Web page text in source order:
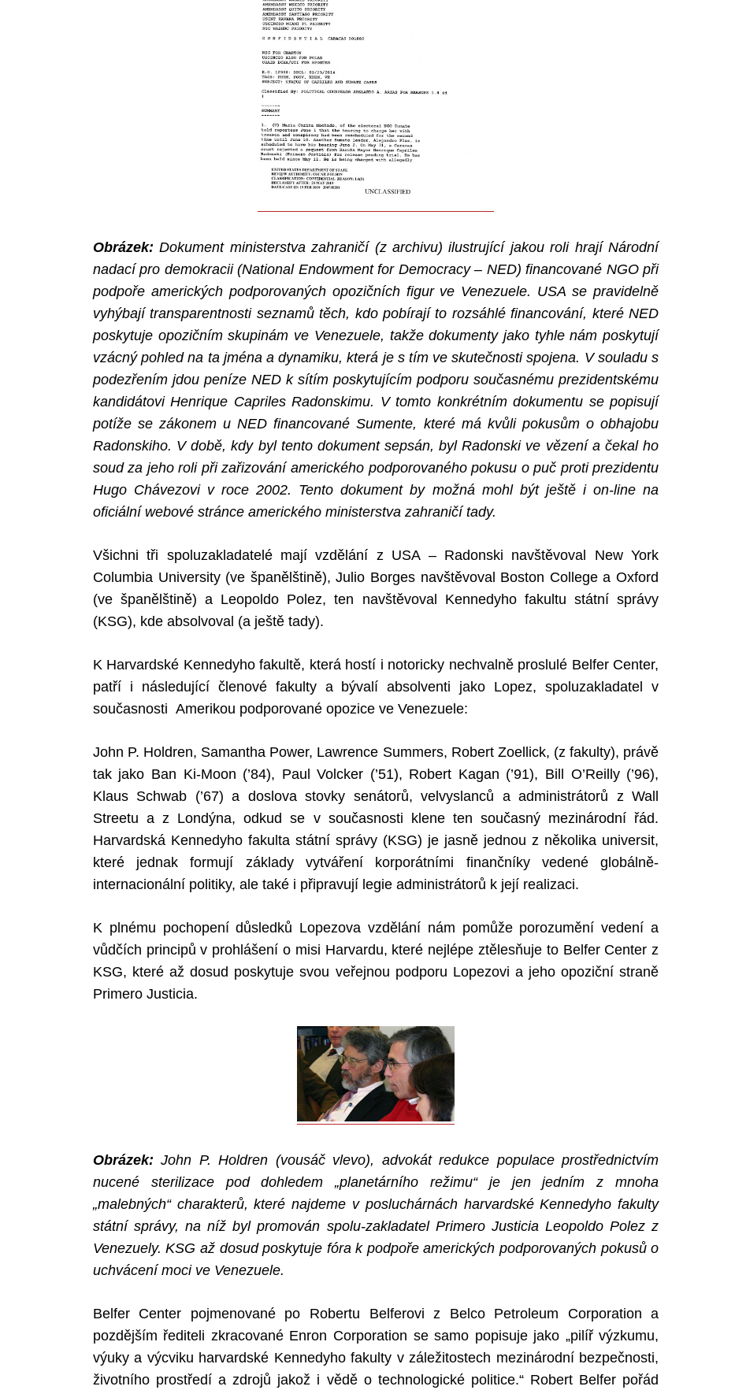
Obrázek: Dokument ministerstva zahraničí (z archivu) ilustrující jakou roli hrají Národní
nadací pro demokracii (National Endowment for Democracy – NED) financované NGO při
podpoře amerických podporovaných opozičních figur ve Venezuele. USA se pravidelně
vyhýbají transparentnosti seznamů těch, kdo pobírají to rozsáhlé financování, které NED
poskytuje opozičním skupinám ve Venezuele, takže dokumenty jako tyhle nám poskytují
vzácný pohled na ta jména a dynamiku, která je s tím ve skutečnosti spojena. V souladu s
podezřením jdou peníze NED k sítím poskytujícím podporu současnému prezidentskému
kandidátovi Henrique Capriles Radonskimu. V tomto konkrétním dokumentu se popisují
potíže se zákonem u NED financované Sumente, které má kvůli pokusům o obhajobu
Radonskiho. V době, kdy byl tento dokument sepsán, byl Radonski ve vězení a čekal ho
soud za jeho roli při zařizování amerického podporovaného pokusu o puč proti prezidentu
Hugo Chávezovi v roce 2002. Tento dokument by možná mohl být ještě i on-line na
oficiální webové stránce amerického ministerstva zahraničí tady.
Všichni tři spoluzakladatelé mají vzdělání z USA – Radonski navštěvoval New York
Columbia University (ve španělštině), Julio Borges navštěvoval Boston College a Oxford
(ve španělštině) a Leopoldo Polez, ten navštěvoval Kennedyho fakultu státní správy
(KSG), kde absolvoval (a ještě tady).
K Harvardské Kennedyho fakultě, která hostí i notoricky nechvalně proslulé Belfer Center,
patří i následující členové fakulty a bývalí absolventi jako Lopez, spoluzakladatel v
současnosti Amerikou podporované opozice ve Venezuele:
John P. Holdren, Samantha Power, Lawrence Summers, Robert Zoellick, (z fakulty), právě
tak jako Ban Ki-Moon (’84), Paul Volcker (’51), Robert Kagan (’91), Bill O’Reilly (’96),
Klaus Schwab (’67) a doslova stovky senátorů, velvyslanců a administrátorů z Wall
Streetu a z Londýna, odkud se v současnosti klene ten současný mezinárodní řád.
Harvardská Kennedyho fakulta státní správy (KSG) je jasně jednou z několika universit,
které jednak formují základy vytváření korporátními finančníky vedené globálně-
internacionální politiky, ale také i připravují legie administrátorů k její realizaci.
K plnému pochopení důsledků Lopezova vzdělání nám pomůže porozumění vedení a
vůdčích principů v prohlášení o misi Harvardu, které nejlépe ztělesňuje to Belfer Center z
KSG, které až dosud poskytuje svou veřejnou podporu Lopezovi a jeho opoziční straně
Primero Justicia.
Obrázek: John P. Holdren (vousáč vlevo), advokát redukce populace prostřednictvím
nucené sterilizace pod dohledem „planetárního režimu“ je jen jedním z mnoha
„malebných“ charakterů, které najdeme v posluchárnách harvardské Kennedyho fakulty
státní správy, na níž byl promován spolu-zakladatel Primero Justicia Leopoldo Polez z
Venezuely. KSG až dosud poskytuje fóra k podpoře amerických podporovaných pokusů o
uchvácení moci ve Venezuele.
Belfer Center pojmenované po Robertu Belferovi z Belco Petroleum Corporation a
pozdějším řediteli zkracované Enron Corporation se samo popisuje jako „pilíř výzkumu,
výuky a výcviku harvardské Kennedyho fakulty v záležitostech mezinárodní bezpečnosti,
životního prostředí a zdrojů jakož i vědě o technologické politice.“ Robert Belfer pořád